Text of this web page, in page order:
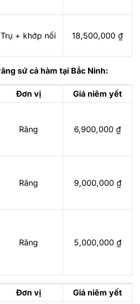
Trụ + khớp nối 18,500,000 ₫
sứ cả hàm tại Bắc Ninh:
Đơn vị
Giá niêm yết
Răng 6,900,000 ₫
Răng 9,000,000 ₫
Răng 5,000,000 ₫
Đơn vị
Giá niêm yết